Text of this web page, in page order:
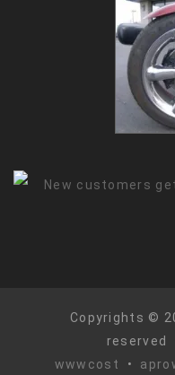
Copyrights ©
reserved
wwwcost
•